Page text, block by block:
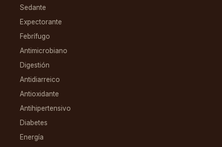
Sedante
Expectorante
Febrífugo
Antimicrobiano
Digestión
Antidiarreico
Antioxidante
Antihipertensivo
Diabetes
Energía